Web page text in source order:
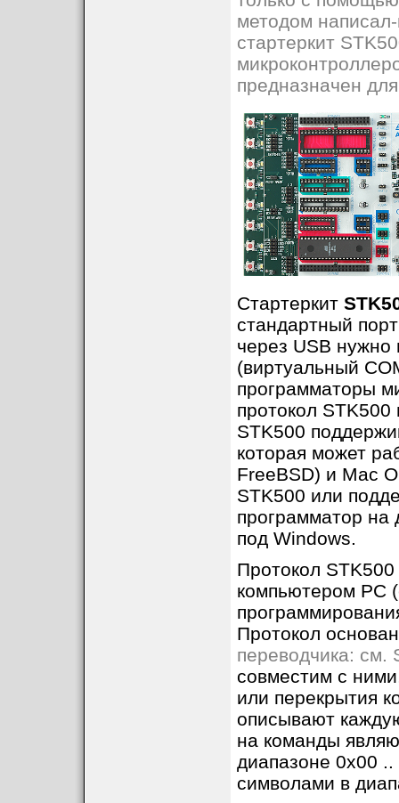
методом
стартеркит
предназначен
Стартеркит
стандартный
через USB нужно
(виртуальный
программаторы
протокол
STK500
которая может
FreeBSD) и Mac
STK500 или
программатор на
под Windows.
Протокол
компьютером PC
Протокол
переводчика: см.
совместим с
или перекрытия
описывают
на команды
диапазоне 0x00
символами в